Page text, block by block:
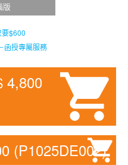
版
$600
函授專屬服務
DVD(不限期) $ 6,000 (P1025DE002)